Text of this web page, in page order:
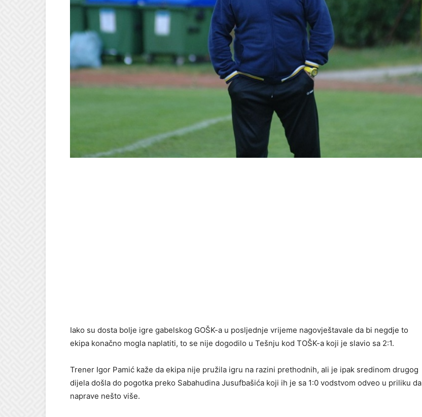
Iako su dosta bolje igre gabelskog GOŠK-a u posljednje vrijeme nagovještavale da bi negdje to
ekipa konačno mogla naplatiti, to se nije dogodilo u Tešnju kod TOŠK-a koji je slavio sa 2:1.
Trener Igor Pamić kaže da ekipa nije pružila igru na razini prethodnih, ali je ipak sredinom drugog
dijela došla do pogotka preko Sabahudina Jusufbašića koji ih je sa 1:0 vodstvom odveo u priliku da
naprave nešto više.